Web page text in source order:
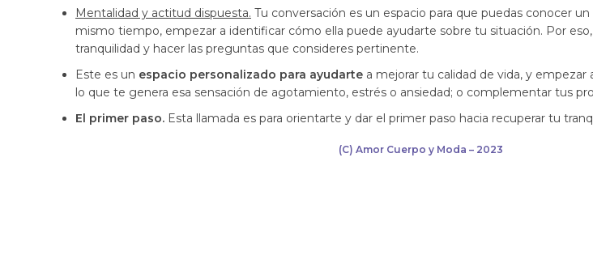
Mentalidad y actitud dispuesta. Tu conversación es un espacio para que puedas conocer
mismo tiempo, empezar a identificar cómo ella puede ayudarte sobre tu situación. Por
tranquilidad y hacer las preguntas que consideres pertinente.
Este es un espacio personalizado para ayudarte a mejorar tu calidad de vida, y empezar
lo que te genera esa sensación de agotamiento, estrés o ansiedad; o complementar tus
El primer paso. Esta llamada es para orientarte y dar el primer paso hacia recuperar tu
(C) Amor Cuerpo y Moda – 2023